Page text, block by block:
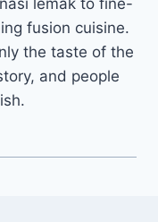
lemak to fine-
fusion cuisine.
the taste of the
and people